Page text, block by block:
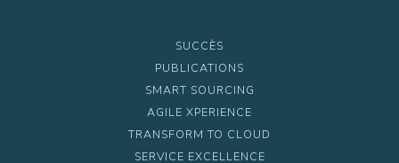
SUCCÈS
PUBLICATIONS
SMART SOURCING
AGILE XPERIENCE
TRANSFORM TO CLOUD
SERVICE EXCELLENCE